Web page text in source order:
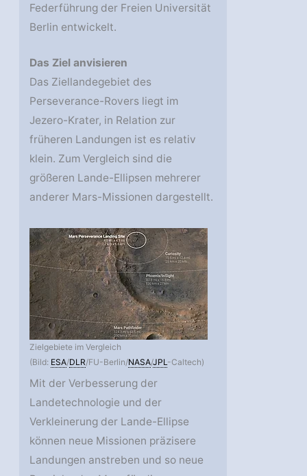
Federführung der Freien Universität
Berlin entwickelt.
Das Ziel anvisieren
Das Ziellandegebiet des
Perseverance-Rovers liegt im
Jezero-Krater, in Relation zur
früheren Landungen ist es relativ
klein. Zum Vergleich sind die
größeren Lande-Ellipsen mehrerer
anderer Mars-Missionen dargestellt.
Zielgebiete im Vergleich
(Bild: ESA/DLR/FU-Berlin/NASA/JPL-Caltech)
Mit der Verbesserung der
Landetechnologie und der
Verkleinerung der Lande-Ellipse
können neue Missionen präzisere
Landungen anstreben und so neue